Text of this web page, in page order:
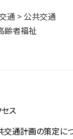
通 > 公共交通
齢者福祉
ス
通計画の策定に